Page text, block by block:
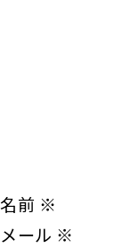
名前 ※
メール ※